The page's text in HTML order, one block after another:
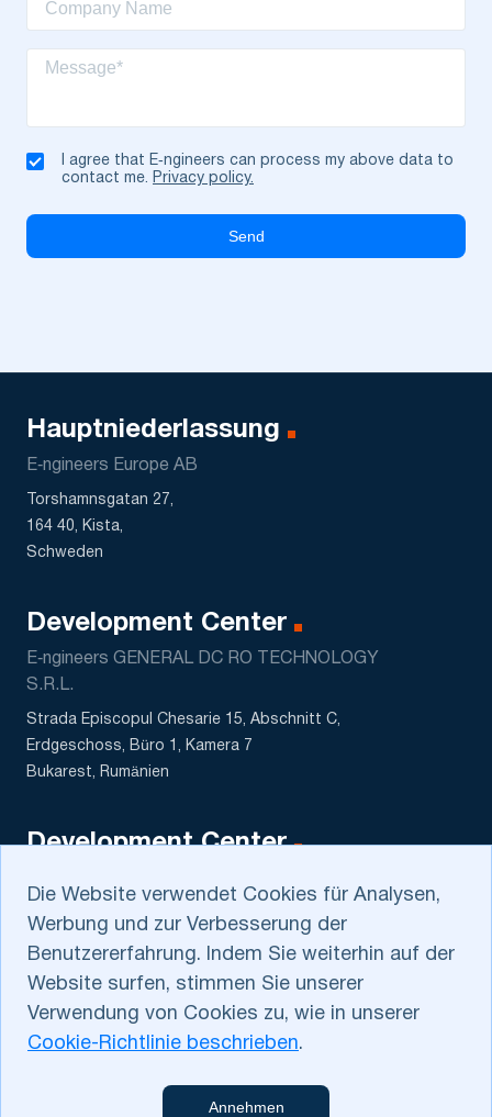
I agree that E‑ngineers can process my above data to
contact me.
Privacy policy.
Hauptniederlassung
E‑ngineers Europe AB
Torshamnsgatan 27,
164 40, Kista,
Schweden
Development Center
E‑ngineers GENERAL DC RO TECHNOLOGY
S.R.L.
Strada Episcopul Chesarie 15, Abschnitt C,
Erdgeschoss, Büro 1, Kamera 7
Bukarest, Rumänien
Development Center
Tashkent, Uzbekistan
Die Website verwendet Cookies für Analysen,
Werbung und zur Verbesserung der
Benutzererfahrung. Indem Sie weiterhin auf der
Website surfen, stimmen Sie unserer
Verwendung von Cookies zu, wie in unserer
Cookie-Richtlinie beschrieben.
Annehmen